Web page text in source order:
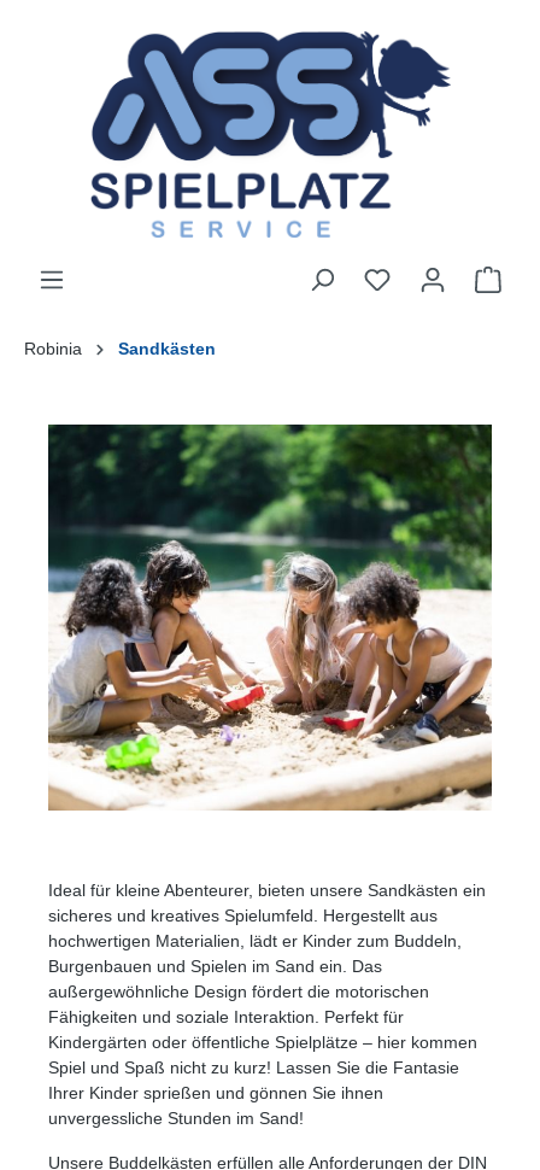
Robinia Sandkästen
Ideal für kleine Abenteurer, bieten unsere Sandkästen ein
sicheres und kreatives Spielumfeld. Hergestellt aus
hochwertigen Materialien, lädt er Kinder zum Buddeln,
Burgenbauen und Spielen im Sand ein. Das
außergewöhnliche Design fördert die motorischen
Fähigkeiten und soziale Interaktion. Perfekt für
Kindergärten oder öffentliche Spielplätze – hier kommen
Spiel und Spaß nicht zu kurz! Lassen Sie die Fantasie
Ihrer Kinder sprießen und gönnen Sie ihnen
unvergessliche Stunden im Sand!
Unsere Buddelkästen erfüllen alle Anforderungen der DIN